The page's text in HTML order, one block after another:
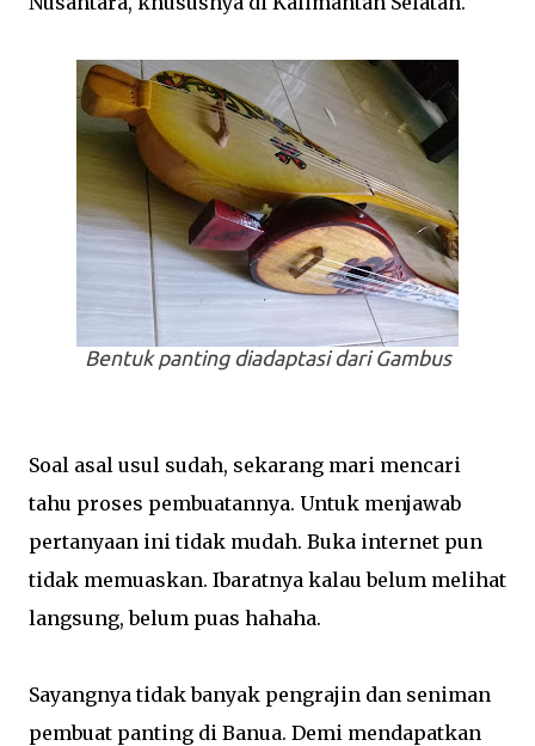
Bentuk panting diadaptasi dari Gambus
Soal asal usul sudah, sekarang mari mencari
tahu proses pembuatannya. Untuk menjawab
pertanyaan ini tidak mudah. Buka internet pun
tidak memuaskan. Ibaratnya kalau belum melihat
langsung, belum puas hahaha.
Sayangnya tidak banyak pengrajin dan seniman
pembuat panting di Banua. Demi mendapatkan